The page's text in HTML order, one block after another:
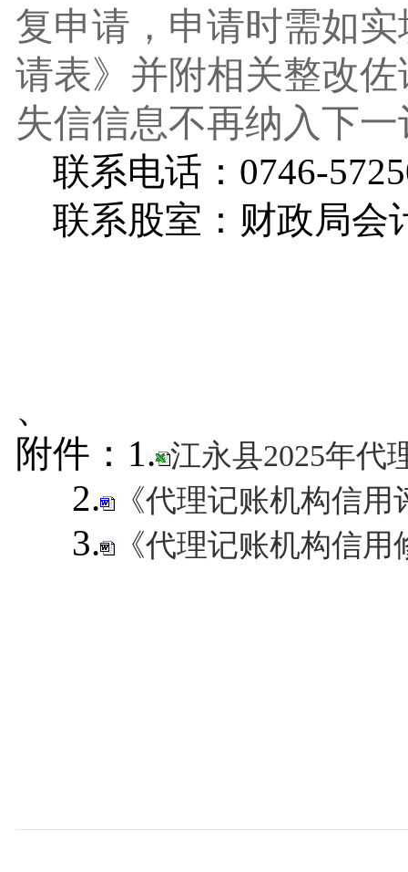
复申请，申请时需如
请表》并附相关整改
失信信息不再纳入下
联系电话： 0746-
联系股室：财政局会
、
附件： 1. 江永县2025年代
2. 《代理记账机构信
3. 《代理记账机构信